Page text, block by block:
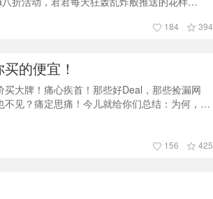
给这次的Woodbury Common Premium
是我有生以来逛街最拼的一次。去woodbury之
184 394
的便宜！
买大牌！痛心疾首！那些好Deal，那些捡漏网
不见？痛定思痛！今儿就给你们总结：为何，我
，经典款Roger Vivier, Celine 外套，Valentino
刀的价格，这也够美好的了。今儿就从我们
156 425